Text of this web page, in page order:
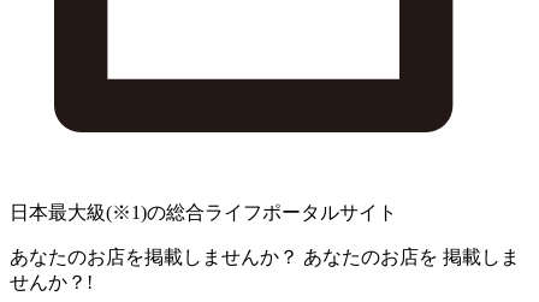
日本最大級(※1)の総合ライフポータルサイト
あなたのお店を掲載しませんか？ あなたのお店を 掲載しま
せんか？!